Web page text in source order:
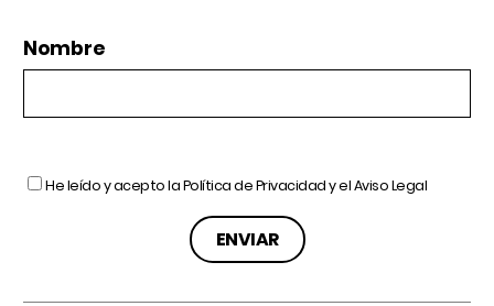
Nombre
He leído y acepto laPolítica de Privacidady elAviso Legal